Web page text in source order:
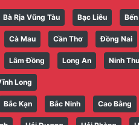
Bà Rịa Vũng Tàu Bạc Liêu
Cà Mau Cần Thơ Đồng Nai
Lâm Đồng Long An Ninh
Long
Bắc Kạn Bắc Ninh Cao Bằng